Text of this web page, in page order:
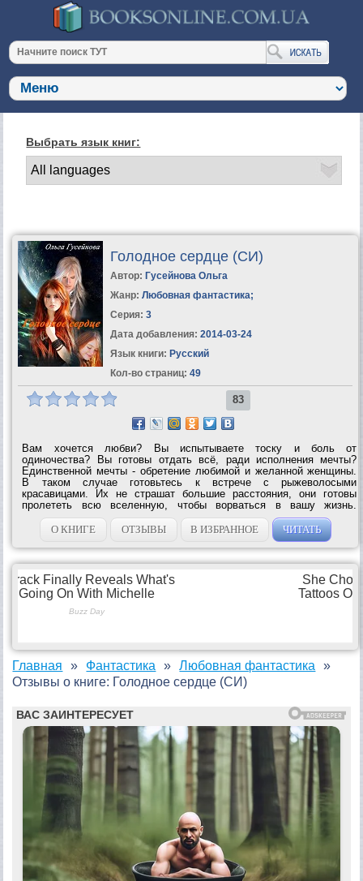
Выбрать язык книг:
Голодное сердце (СИ)
Автор: Гусейнова Ольга
Жанр: Любовная фантастика;
Серия: 3
Дата добавления: 2014-03-24
Язык книги: Русский
Кол-во страниц: 49
83
Вам хочется любви? Вы испытываете тоску и боль от
одиночества? Вы готовы отдать всё, ради исполнения мечты?
Единственной мечты - обретение любимой и желанной женщины.
В таком случае готовьтесь к встрече с рыжеволосыми
красавицами. Их не страшат большие расстояния, они готовы
пролететь всю вселенную, чтобы ворваться в вашу жизнь.
Пришла, увидела, наследила-вот их семейный...
О КНИГЕ
ОТЗЫВЫ В ИЗБРАННОЕ ЧИТАТЬ
Главная Фантастика
Любовная фантастика
Отзывы о книге: Голодное сердце (СИ)